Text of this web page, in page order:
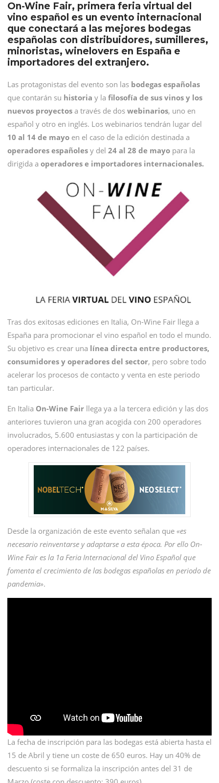
On-Wine Fair, primera feria virtual del
vino español es un evento internacional
que conectará a las mejores bodegas
españolas con distribuidores, sumilleres,
minoristas, winelovers en España e
importadores del extranjero.
Las protagonistas del evento son las bodegas españolas
que contarán su historia y la filosofía de sus vinos y los
nuevos proyectos a través de dos webinarios, uno en
español y otro en inglés. Los webinarios tendrán lugar del
10 al 14 de mayo en el caso de la edición destinada a
operadores españoles y del 24 al 28 de mayo para la
dirigida a operadores e importadores internacionales.
​Tras dos exitosas ediciones en Italia, On-Wine Fair llega a
España para promocionar el vino español en todo el mundo.
Su objetivo es crear una línea directa entre productores,
consumidores y operadores del sector, pero sobre todo
acelerar los procesos de contacto y venta en este periodo
tan particular.
En Italia On-Wine Fair llega ya a la tercera edición y las dos
anteriores tuvieron una gran acogida con 200 operadores
involucrados, 5.600 entusiastas y con la participación de
operadores internacionales de 122 países.
Desde la organización de este evento señalan que «es
necesario reinventarse y adaptarse a esta época. Por ello On-
Wine Fair es la 1a Feria Internacional del Vino Español que
fomenta el crecimiento de las bodegas españolas en periodo de
pandemia».
La fecha de inscripción para las bodegas está abierta hasta el
15 de Abril y tiene un coste de 650 euros. Hay un 40% de
descuento si se formaliza la inscripción antes del 31 de